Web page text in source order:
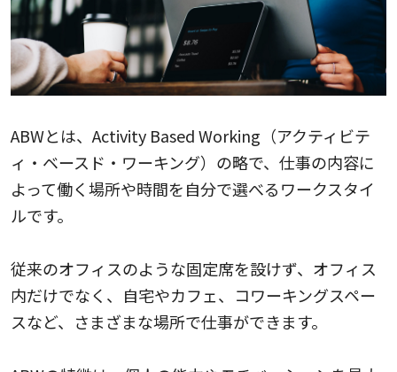
ABWとは、Activity Based Working（アクティビテ
ィ・ベースド・ワーキング）の略で、仕事の内容に
よって働く場所や時間を自分で選べるワークスタイ
ルです。
従来のオフィスのような固定席を設けず、オフィス
内だけでなく、自宅やカフェ、コワーキングスペー
スなど、さまざまな場所で仕事ができます。